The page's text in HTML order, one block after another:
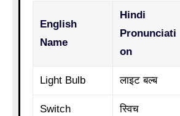
English
Name
Hindi
Pronunciati
on
Light Bulb लाइट बल्ब
Switch स्विच